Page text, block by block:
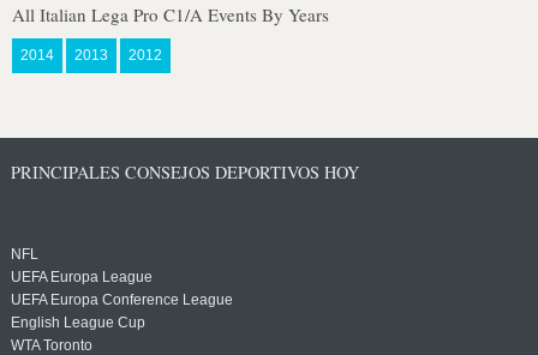
All Italian Lega Pro C1/A Events By Years
2014 2013 2012
PRINCIPALES CONSEJOS DEPORTIVOS HOY
NFL
UEFA Europa League
UEFA Europa Conference League
English League Cup
WTA Toronto